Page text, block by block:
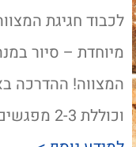
לכבוד חגיגת
מיוחדת – סיור
המצווה! ההדרכה
וכוללת 2-3 מפגשים מקדימים עם חונך.